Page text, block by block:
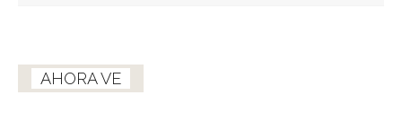
AHORA VE